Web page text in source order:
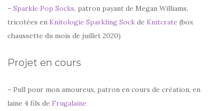
– Sparkle Pop Socks, patron payant de Megan Williams,
tricotées en Knitologie Sparkling Sock de Knitcrate (box
chaussette du mois de juillet 2020)
Projet en cours
– Pull pour mon amoureux, patron en cours de création, en
laine 4 fils de Frugalaine